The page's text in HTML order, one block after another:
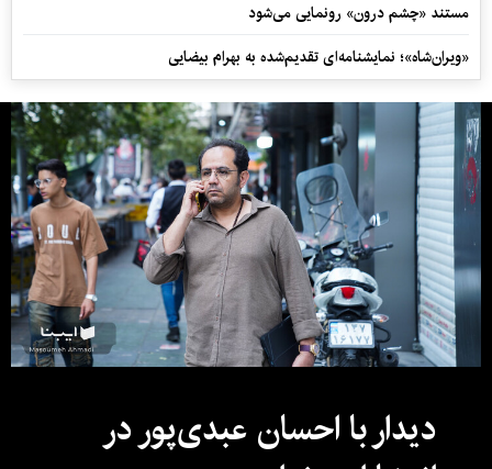
مستند «چشم درون» رونمایی می‌شود
«ویران‌شاه»؛ نمایشنامه‌ای تقدیم‌شده به بهرام بیضایی
دیدار با احسان عبدی‌پور در